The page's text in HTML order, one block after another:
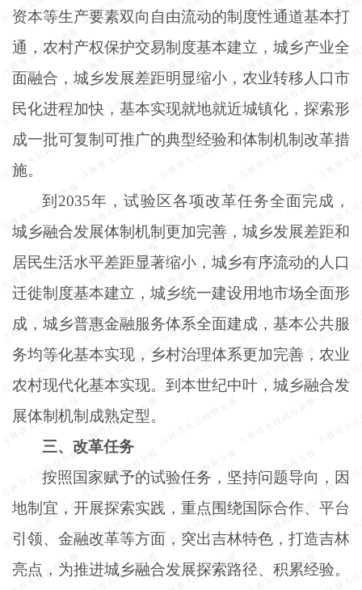
资本等生产要素双向自由流动的制度性通道基本打
通，农村产权保护交易制度基本建立，城乡产业全
面融合，城乡发展差距明显缩小，农业转移人口市
民化进程加快，基本实现就地就近城镇化，探索形
成一批可复制可推广的典型经验和体制机制改革措
施。
到 2035年，试验区各项改革任务全面完成，
城乡融合发展体制机制更加完善，城乡发展差距和
居民生活水平差距显著缩小，城乡有序流动的人口
迁徙制度基本建立，城乡统一建设用地市场全面形
成，城乡普惠金融服务体系全面建成，基本公共服
务均等化基本实现，乡村治理体系更加完善，农业
农村现代化基本实现。到本世纪中叶，城乡融合发
展体制机制成熟定型。
三、改革任务
按照国家赋予的试验任务，坚持问题导向，因
地制宜，开展探索实践，重点围绕国际合作、平台
引领、金融改革等方面，突出吉林特色，打造吉林
亮点，为推进城乡融合发展探索路径、积累经验。